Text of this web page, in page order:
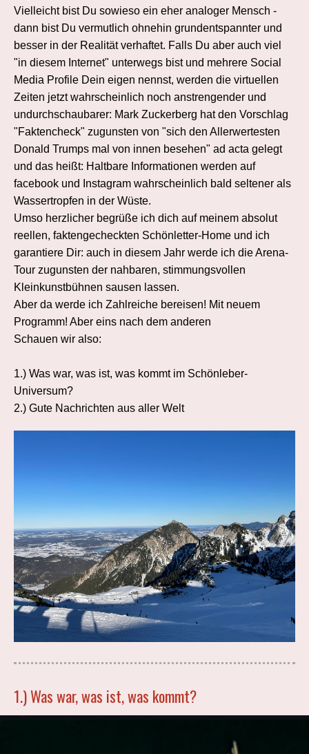
Vielleicht bist Du sowieso ein eher analoger Mensch -
dann bist Du vermutlich ohnehin grundentspannter und
besser in der Realität verhaftet. Falls Du aber auch viel
"in diesem Internet" unterwegs bist und mehrere Social
Media Profile Dein eigen nennst, werden die virtuellen
Zeiten jetzt wahrscheinlich noch anstrengender und
undurchschaubarer: Mark Zuckerberg hat den Vorschlag
"Faktencheck" zugunsten von "sich den Allerwertesten
Donald Trumps mal von innen besehen" ad acta gelegt
und das heißt: Haltbare Informationen werden auf
facebook und Instagram wahrscheinlich bald seltener als
Wassertropfen in der Wüste.
Umso herzlicher begrüße ich dich auf meinem absolut
reellen, faktengecheckten Schönletter-Home und ich
garantiere Dir: auch in diesem Jahr werde ich die Arena-
Tour zugunsten der nahbaren, stimmungsvollen
Kleinkunstbühnen sausen lassen.
Aber da werde ich Zahlreiche bereisen! Mit neuem
Programm! Aber eins nach dem anderen
Schauen wir also:
1.) Was war, was ist, was kommt im Schönleber-
Universum?
2.) Gute Nachrichten aus aller Welt
1.) Was war, was ist, was kommt?